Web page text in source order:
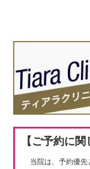
【ご予約に関
当院は、予約優先